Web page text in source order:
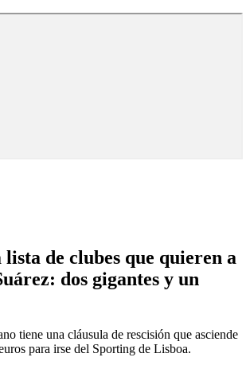
lista de clubes que quieren a
dos gigantes y un
tiene una cláusula de rescisión que asciende
para irse del Sporting de Lisboa.